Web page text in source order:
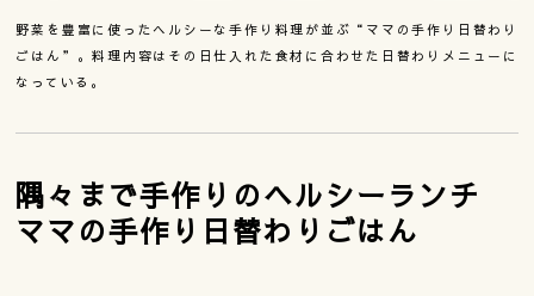
野菜を豊富に使ったヘルシーな手作り料理が並ぶ“ママの手作り日替わり
ごはん”。料理内容はその日仕入れた食材に合わせた日替わりメニューに
なっている。
隅々まで手作りのヘルシーランチ
ママの手作り日替わりごはん